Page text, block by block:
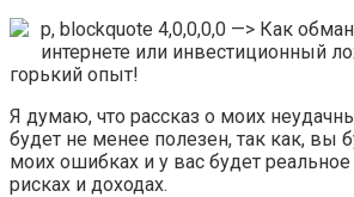
p, blockquote 4,0,0,0,0 —> Как
интернете или инвестиционный
горький опыт!
Я думаю, что рассказ о моих
будет не менее полезен, так как, вы
моих ошибках и у вас будет
рисках и доходах.